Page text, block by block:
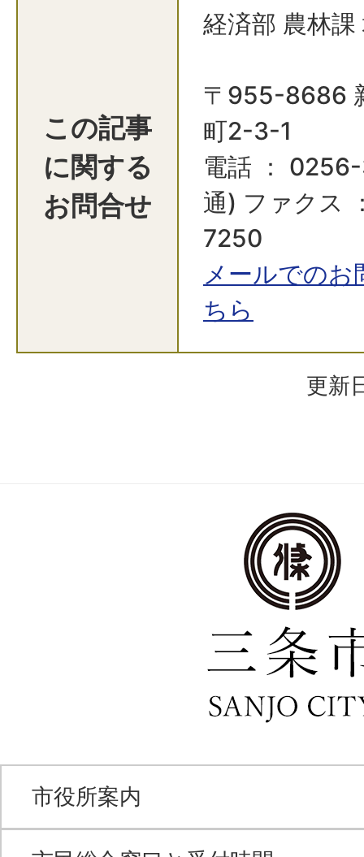
この記事
に関する
お問合せ
経済部 農林
〒955-8686
町2-3-1
電話 ：
通) ファクス
7250
メールでの
ちら
更新
市役所案内